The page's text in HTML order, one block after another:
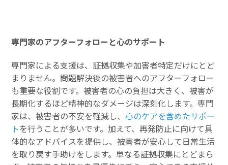
専門家のアフターフォローと心のサポート
専門家による支援は、証拠収集や加害者特定だけにとど
まりません。問題解決後の被害者へのアフターフォロー
も重要な役割です。被害者の心の負担は大きく、被害が
長期化するほど精神的なダメージは深刻化します。専門
家は、被害者の不安を軽減し、心のケアを含めたサポー
トを行うことが多いです。加えて、再発防止に向けて具
体的なアドバイスを提供し、被害者が安心して日常生活
を取り戻す手助けをします。単なる証拠収集にとどまら